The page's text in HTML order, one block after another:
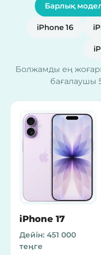
Барлық
iPhone 16
Болжамды ең
бағалаушы
iPhone 17
Дейін: 451 000
теңге